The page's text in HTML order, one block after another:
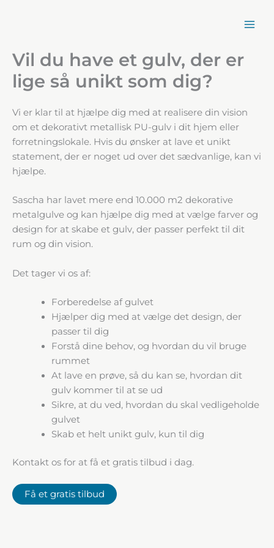
Vil du have et gulv, der er
lige så unikt som dig?
Vi er klar til at hjælpe dig med at realisere din vision
om et dekorativt metallisk PU-gulv i dit hjem eller
forretningslokale. Hvis du ønsker at lave et unikt
statement, der er noget ud over det sædvanlige, kan vi
hjælpe.
Sascha har lavet mere end 10.000 m2 dekorative
metalgulve og kan hjælpe dig med at vælge farver og
design for at skabe et gulv, der passer perfekt til dit
rum og din vision.
Det tager vi os af:
Forberedelse af gulvet
Hjælper dig med at vælge det design, der
passer til dig
Forstå dine behov, og hvordan du vil bruge
rummet
At lave en prøve, så du kan se, hvordan dit
gulv kommer til at se ud
Sikre, at du ved, hvordan du skal vedligeholde
gulvet
Skab et helt unikt gulv, kun til dig
Kontakt os for at få et gratis tilbud i dag.
Få et gratis tilbud